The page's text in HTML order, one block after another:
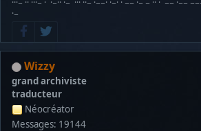
·−
Wizzy
grand archiviste
traducteur
Néocréator
Messages: 19144